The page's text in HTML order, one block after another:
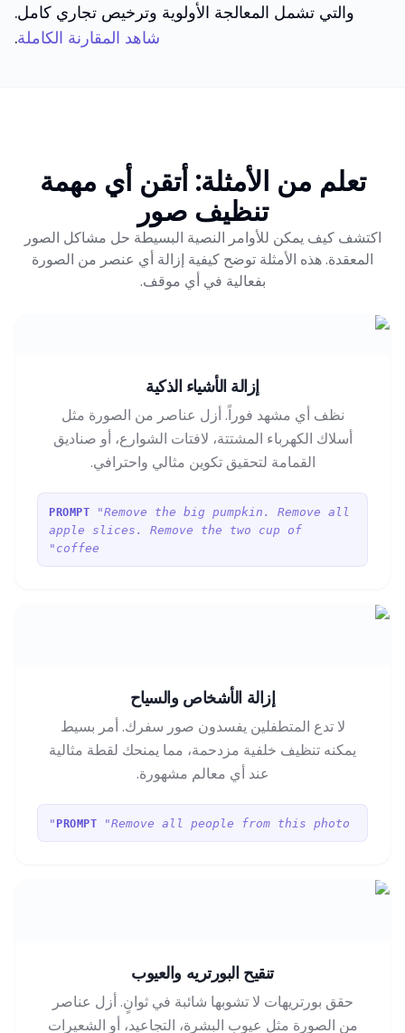
والتي تشمل المعالجة الأولوية وترخيص تجاري كامل.
شاهد المقارنة الكاملة.
تعلم من الأمثلة: أتقن أي مهمة
تنظيف صور
اكتشف كيف يمكن للأوامر النصية البسيطة حل مشاكل الصور
المعقدة. هذه الأمثلة توضح كيفية إزالة أي عنصر من الصورة
بفعالية في أي موقف.
إزالة الأشياء الذكية
نظف أي مشهد فوراً. أزل عناصر من الصورة مثل
أسلاك الكهرباء المشتتة، لافتات الشوارع، أو صناديق
القمامة لتحقيق تكوين مثالي واحترافي.
PROMPT"Remove the big pumpkin. Remove all
apple slices. Remove the two cup of
coffee"
إزالة الأشخاص والسياح
لا تدع المتطفلين يفسدون صور سفرك. أمر بسيط
يمكنه تنظيف خلفية مزدحمة، مما يمنحك لقطة مثالية
عند أي معالم مشهورة.
PROMPT"Remove all people from this photo"
تنقيح البورتريه والعيوب
حقق بورتريهات لا تشوبها شائبة في ثوانٍ. أزل عناصر
من الصورة مثل عيوب البشرة، التجاعيد، أو الشعيرات